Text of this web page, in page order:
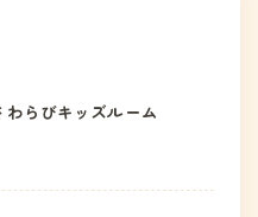
らびキッズルーム